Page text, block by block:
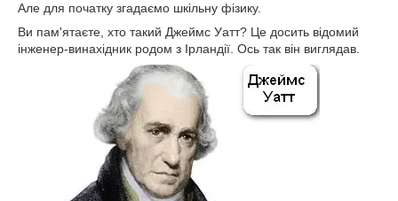
Але для початку згадаємо шкільну фізику.
Ви пам'ятаєте, хто такий Джеймс Уатт? Це досить відомий
інженер-винахідник родом з Ірландії. Ось так він виглядав.